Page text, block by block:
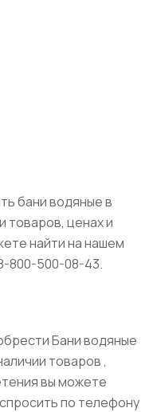
бани водяные в
ценах и
найти на нашем
800-500-08-43.
Бани водяные
товаров ,
вы можете
по телефону